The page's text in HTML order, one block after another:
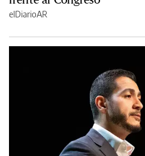
elDiarioAR